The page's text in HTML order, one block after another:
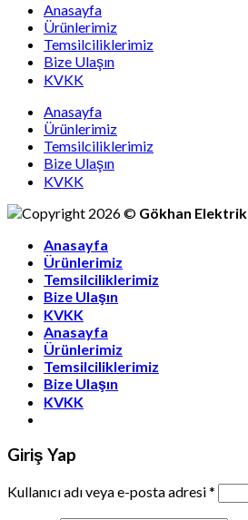
Anasayfa
Ürünlerimiz
Temsilciliklerimiz
Bize Ulaşın
KVKK
Anasayfa
Ürünlerimiz
Temsilciliklerimiz
Bize Ulaşın
KVKK
Copyright 2026 © Gökhan Elektrik
Anasayfa
Ürünlerimiz
Temsilciliklerimiz
Bize Ulaşın
KVKK
Anasayfa
Ürünlerimiz
Temsilciliklerimiz
Bize Ulaşın
KVKK
Giriş Yap
Kullanıcı adı veya e-posta adresi*